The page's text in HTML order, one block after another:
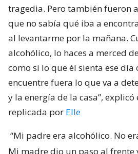
tragedia. Pero también fueron
que no sabía qué iba a
al levantarme por la mañana.
alcohólico, lo haces a merced
como si lo que él sienta ese día
encuentre fuera lo que va a
y la energía de la casa”,
replicada por Elle
“Mi padre era alcohólico. No
Mi madre dio un paso al frente